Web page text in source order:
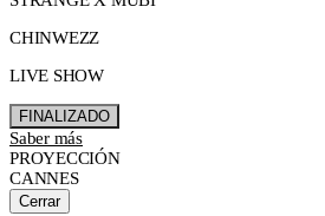
CHINWEZZ
LIVE SHOW
FINALIZADO
Saber más
PROYECCIÓN
CANNES
Cerrar